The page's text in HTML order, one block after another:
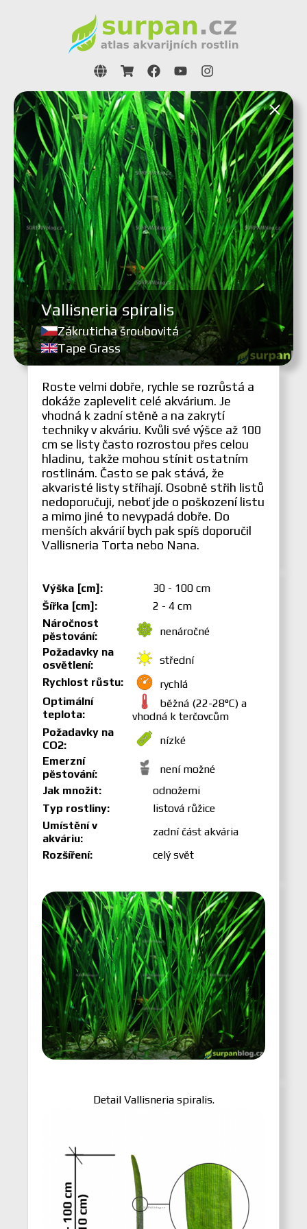
Vallisneria spiralis
Zákruticha šroubovitá
Tape Grass
Roste velmi dobře, rychle se rozrůstá a
dokáže zaplevelit celé akvárium. Je
vhodná k zadní stěně a na zakrytí
techniky v akváriu. Kvůli své výšce až 100
cm se listy často rozrostou přes celou
hladinu, takže mohou stínit ostatním
rostlinám. Často se pak stává, že
akvaristé listy stříhají. Osobně střih listů
nedoporučuji, neboť jde o poškození listu
a mimo jiné to nevypadá dobře. Do
menších akvárií bych pak spíš doporučil
Vallisneria Torta nebo Nana.
Výška [cm]:
30 - 100 cm
Šířka [cm]:
2 - 4 cm
Náročnost
pěstování:
nenáročné
Požadavky na
osvětlení:
střední
Rychlost růstu:
rychlá
Optimální
teplota:
běžná (22-28°C) a
vhodná k terčovcům
Požadavky na
CO2:
nízké
Emerzní
pěstování:
není možné
Jak množit:
odnožemi
Typ rostliny:
listová růžice
Umístění v
akváriu:
zadní část akvária
Rozšíření:
celý svět
Detail Vallisneria spiralis.